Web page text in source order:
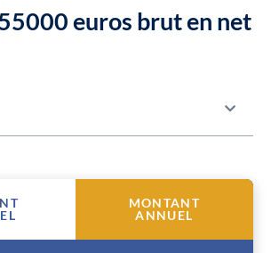
euros brut en net
MONTANT
ANNUEL